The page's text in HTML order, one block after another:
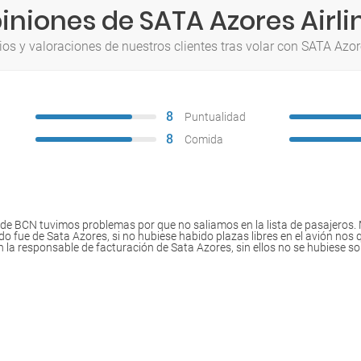
de SATA Azores
y valoraciones de nuestros clientes tras volar con SATA
8 Puntualidad
8 Comida
BCN tuvimos problemas por que no saliamos en la lista de
fue de Sata Azores, si no hubiese habido plazas libres en el avión
la responsable de facturación de Sata Azores, sin ellos no se hubiese